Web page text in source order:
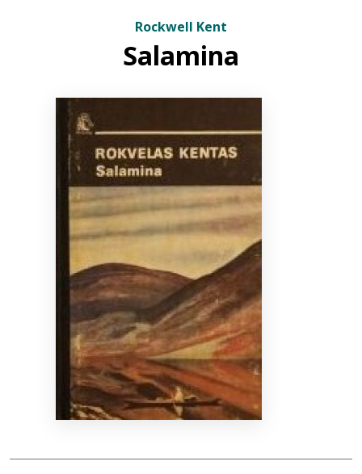
Bibliotekoms
+370 667 80 541
info@elvislab.lt
Rockwell Kent
Salamina